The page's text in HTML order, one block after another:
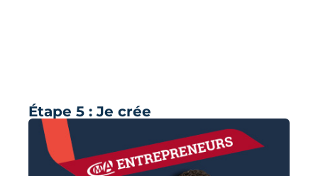
Étape 5 : Je crée